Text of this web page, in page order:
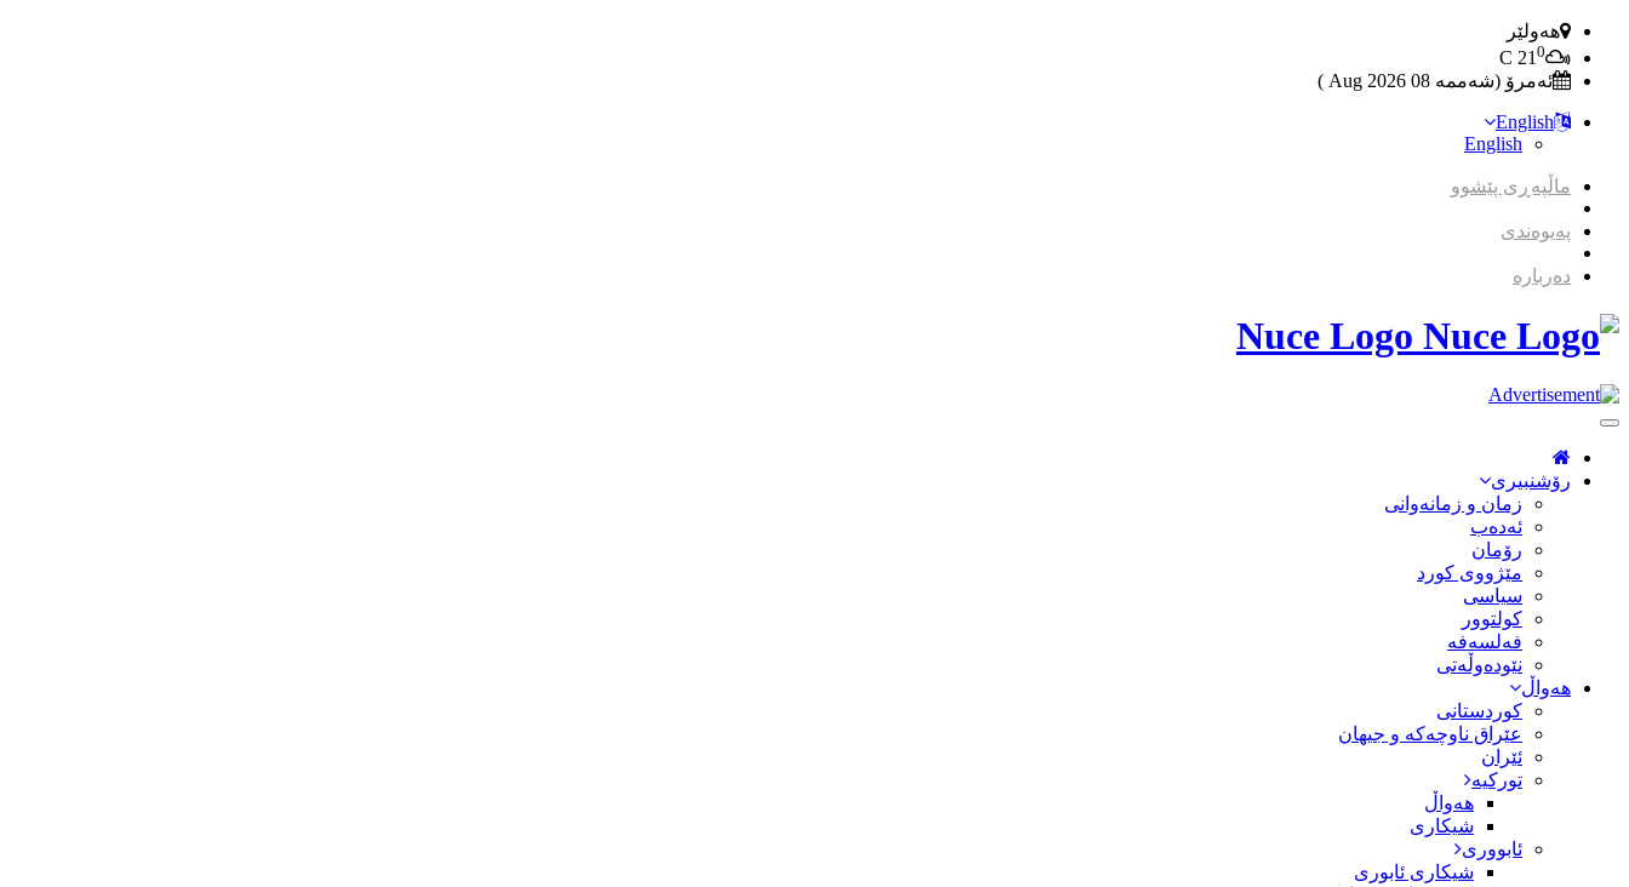
هەولێر
21 0
ئەمرۆ (شەممە 08 2026 Aug )
English
English
ماڵپەڕی پێشوو
پەیوەندی
دەربارە
Nuce Logo
Toggle
Navigation
رۆشنبیری
زمان و زمانه‌وانی
ئەدەب
رۆمان
مێژووى کورد
سیاسى
کولتوور
فەلسەفە
نێودەوڵەتی
هەواڵ
کوردستانی
عێراق ناوچەکە و جیهان
ئێران
تورکیە
هەواڵ
شیکاری
ئابووری
شیکاری ئابوری